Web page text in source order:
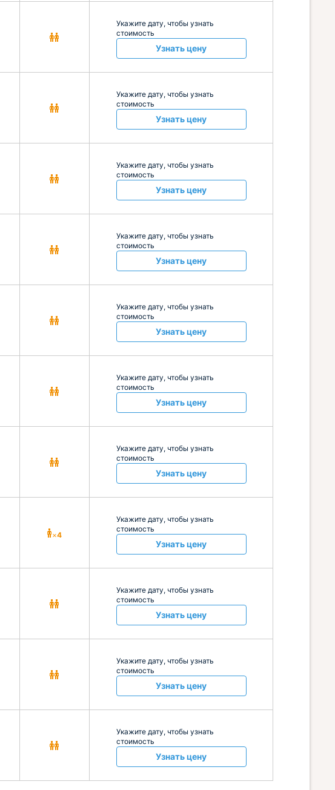
Укажите дату, чтобы узнать
стоимость
Узнать цену
Укажите дату, чтобы узнать
стоимость
Узнать цену
Укажите дату, чтобы узнать
стоимость
Узнать цену
Укажите дату, чтобы узнать
стоимость
Узнать цену
Укажите дату, чтобы узнать
стоимость
Узнать цену
Укажите дату, чтобы узнать
стоимость
Узнать цену
Укажите дату, чтобы узнать
стоимость
Узнать цену
×4
Укажите дату, чтобы узнать
стоимость
Узнать цену
Укажите дату, чтобы узнать
стоимость
Узнать цену
Укажите дату, чтобы узнать
стоимость
Узнать цену
Укажите дату, чтобы узнать
стоимость
Узнать цену